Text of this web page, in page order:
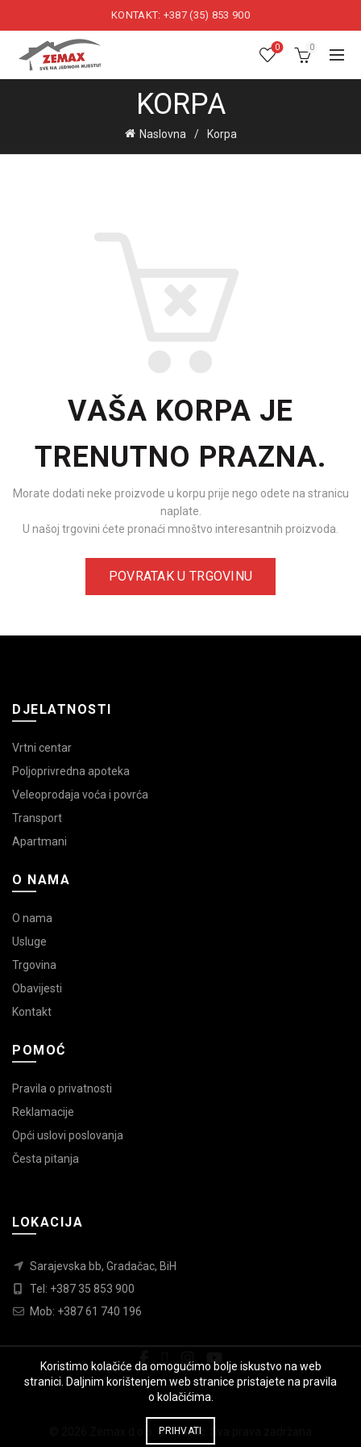
KONTAKT: +387 (35) 853 900
0 0
KORPA
Naslovna Korpa
VAŠA KORPA JE
TRENUTNO PRAZNA.
Morate dodati neke proizvode u korpu prije nego odete na stranicu
naplate.
U našoj trgovini ćete pronaći mnoštvo interesantnih proizvoda.
POVRATAK U TRGOVINU
DJELATNOSTI
Vrtni centar
Poljoprivredna apoteka
Veleoprodaja voća i povrća
Transport
Apartmani
O NAMA
O nama
Usluge
Trgovina
Obavijesti
Kontakt
POMOĆ
Pravila o privatnosti
Reklamacije
Opći uslovi poslovanja
Česta pitanja
LOKACIJA
Sarajevska bb, Gradačac, BiH
Tel: +387 35 853 900
Mob: +387 61 740 196
Zemax d.o.o. Gradačac
Koristimo kolačiće da omogućimo bolje iskustvo na web
stranici. Daljnim korištenjem web stranice pristajete na pravila
o kolačićima.
PRIHVATI